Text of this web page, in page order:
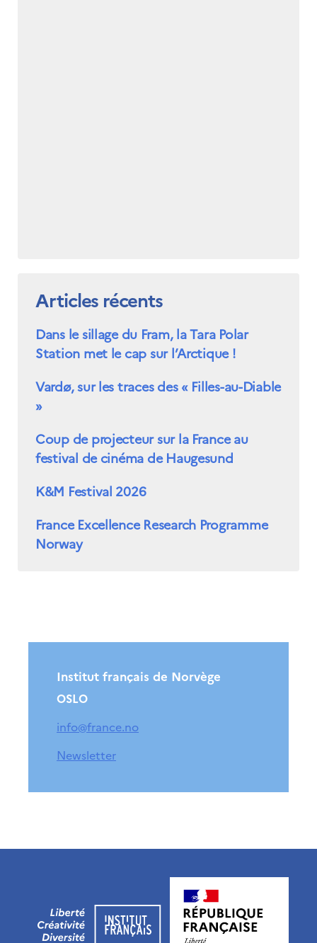
Articles récents
Dans le sillage du Fram, la Tara Polar
Station met le cap sur l’Arctique !
Vardø, sur les traces des « Filles-au-Diable
»
Coup de projecteur sur la France au
festival de cinéma de Haugesund
K&M Festival 2026
France Excellence Research Programme
Norway
Institut français de Norvège
OSLO
info@france.no
Newsletter